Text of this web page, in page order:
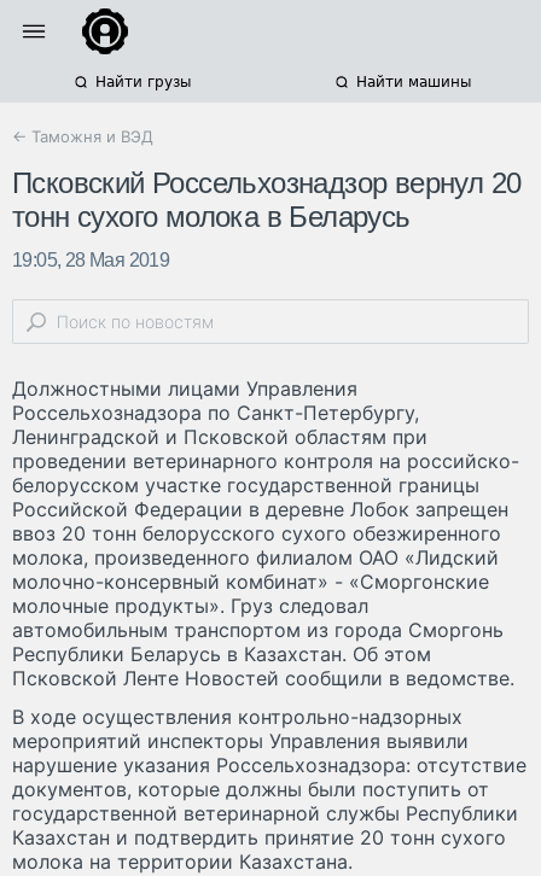
Найти грузы Найти машины
← Таможня и ВЭД
Псковский Россельхознадзор вернул 20
тонн сухого молока в Беларусь
19:05, 28 Мая 2019
Должностными лицами Управления
Россельхознадзора по Санкт-Петербургу,
Ленинградской и Псковской областям при
проведении ветеринарного контроля на российско-
белорусском участке государственной границы
Российской Федерации в деревне Лобок запрещен
ввоз 20 тонн белорусского сухого обезжиренного
молока, произведенного филиалом ОАО «Лидский
молочно-консервный комбинат» - «Сморгонские
молочные продукты». Груз следовал
автомобильным транспортом из города Сморгонь
Республики Беларусь в Казахстан. Об этом
Псковской Ленте Новостей сообщили в ведомстве.
В ходе осуществления контрольно-надзорных
мероприятий инспекторы Управления выявили
нарушение указания Россельхознадзора: отсутствие
документов, которые должны были поступить от
государственной ветеринарной службы Республики
Казахстан и подтвердить принятие 20 тонн сухого
молока на территории Казахстана.